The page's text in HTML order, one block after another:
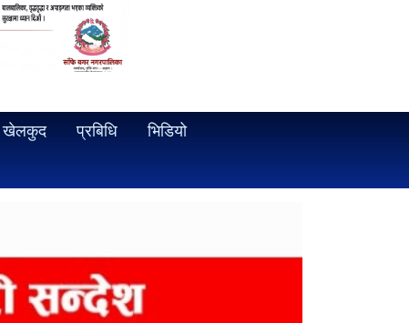
खेलकुद प्रबिधि भिडियो